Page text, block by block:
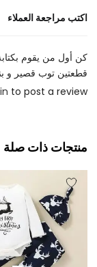
اكتب مراجعة العملاء
كن أول من يقوم
قطعتين توب قصير و
to post a review.
منتجات ذات صلة